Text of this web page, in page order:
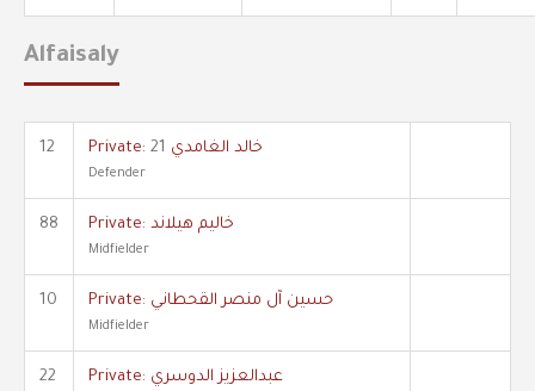
Alfaisaly
12 Private: خالد الغامدي 21
Defender
88 Private: خاليم هيلاند
Midfielder
10 Private: حسين آل منصر القحطاني
Midfielder
22 Private: عبدالعزيز الدوسري